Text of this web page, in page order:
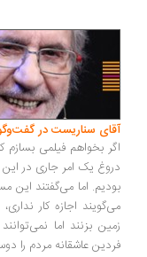
آقای سناریست در
اگر بخواهم فیلمی
دروغ یک امر جاری در
بودیم. اما می‌گفتند این
می‌گویند اجازه کار
زمین بزنند اما
فردین عاشقانه مردم را